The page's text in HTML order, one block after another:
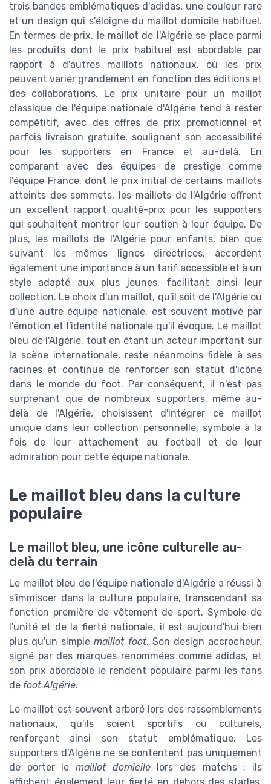
trois bandes emblématiques d'adidas, une couleur rare
et un design qui s'éloigne du maillot domicile habituel.
En termes de prix, le maillot de l'Algérie se place parmi
les produits dont le prix habituel est abordable par
rapport à d'autres maillots nationaux, où les prix
peuvent varier grandement en fonction des éditions et
des collaborations. Le prix unitaire pour un maillot
classique de l'équipe nationale d'Algérie tend à rester
compétitif, avec des offres de prix promotionnel et
parfois livraison gratuite, soulignant son accessibilité
pour les supporters en France et au-delà. En
comparant avec des équipes de prestige comme
l'équipe France, dont le prix initial de certains maillots
atteints des sommets, les maillots de l'Algérie offrent
un excellent rapport qualité-prix pour les supporters
qui souhaitent montrer leur soutien à leur équipe. De
plus, les maillots de l'Algérie pour enfants, bien que
suivant les mêmes lignes directrices, accordent
également une importance à un tarif accessible et à un
style adapté aux plus jeunes, facilitant ainsi leur
collection. Le choix d'un maillot, qu'il soit de l'Algérie ou
d'une autre équipe nationale, est souvent motivé par
l'émotion et l'identité nationale qu'il évoque. Le maillot
bleu de l'Algérie, tout en étant un acteur important sur
la scène internationale, reste néanmoins fidèle à ses
racines et continue de renforcer son statut d'icône
dans le monde du foot. Par conséquent, il n'est pas
surprenant que de nombreux supporters, même au-
delà de l'Algérie, choisissent d'intégrer ce maillot
unique dans leur collection personnelle, symbole à la
fois de leur attachement au football et de leur
admiration pour cette équipe nationale.
Le maillot bleu dans la culture
populaire
Le maillot bleu, une icône culturelle au-
delà du terrain
Le maillot bleu de l'équipe nationale d'Algérie a réussi à
s'immiscer dans la culture populaire, transcendant sa
fonction première de vêtement de sport. Symbole de
l'unité et de la fierté nationale, il est aujourd'hui bien
plus qu'un simplemaillot foot. Son design accrocheur,
signé par des marques renommées comme adidas, et
son prix abordable le rendent populaire parmi les fans
de foot Algérie.
Le maillot est souvent arboré lors des rassemblements
nationaux, qu'ils soient sportifs ou culturels,
renforçant ainsi son statut emblématique. Les
supporters d'Algérie ne se contentent pas uniquement
de porter le maillot domicilelors des matchs ; ils